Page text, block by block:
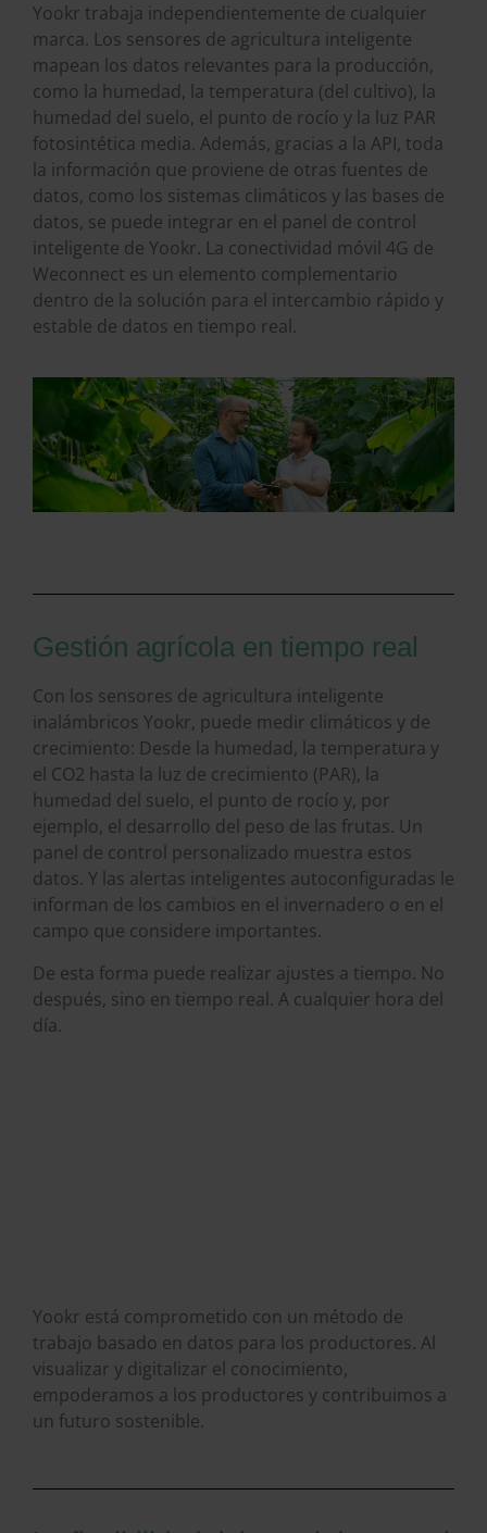
Yookr trabaja independientemente de cualquier
marca. Los sensores de agricultura inteligente
mapean los datos relevantes para la producción,
como la humedad, la temperatura (del cultivo), la
humedad del suelo, el punto de rocío y la luz PAR
fotosintética media. Además, gracias a la API, toda
la información que proviene de otras fuentes de
datos, como los sistemas climáticos y las bases de
datos, se puede integrar en el panel de control
inteligente de Yookr. La conectividad móvil 4G de
Weconnect es un elemento complementario
dentro de la solución para el intercambio rápido y
estable de datos en tiempo real.
Gestión agrícola en tiempo real
Con los sensores de agricultura inteligente
inalámbricos Yookr, puede medir climáticos y de
crecimiento: Desde la humedad, la temperatura y
el CO2 hasta la luz de crecimiento (PAR), la
humedad del suelo, el punto de rocío y, por
ejemplo, el desarrollo del peso de las frutas. Un
panel de control personalizado muestra estos
datos. Y las alertas inteligentes autoconfiguradas le
informan de los cambios en el invernadero o en el
campo que considere importantes.
De esta forma puede realizar ajustes a tiempo. No
después, sino en tiempo real. A cualquier hora del
día.
Yookr está comprometido con un método de
trabajo basado en datos para los productores. Al
visualizar y digitalizar el conocimiento,
empoderamos a los productores y contribuimos a
un futuro sostenible.